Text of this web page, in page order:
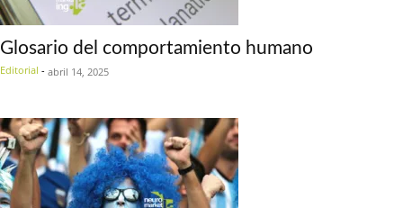
Glosario del comportamiento humano
Editorial - abril 14, 2025